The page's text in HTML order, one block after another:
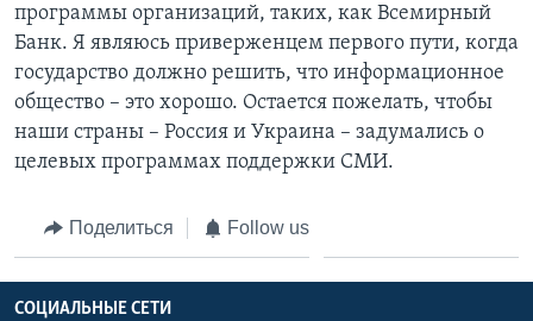
программы организаций, таких, как Всемирный
Банк. Я являюсь приверженцем первого пути, когда
государство должно решить, что информационное
общество – это хорошо. Остается пожелать, чтобы
наши страны – Россия и Украина – задумались о
целевых программах поддержки СМИ.
Поделиться Follow us
СОЦИАЛЬНЫЕ СЕТИ